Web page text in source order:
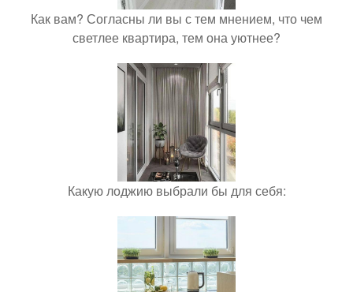
Как вам? Согласны ли вы с тем мнением, что чем
светлее квартира, тем она уютнее?
Какую лоджию выбрали бы для себя: